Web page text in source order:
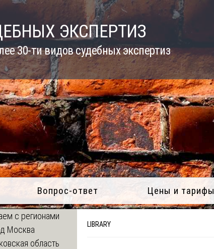
ЭКСПЕРТИЗ
30-ти видов судебных экспертиз
Вопрос-ответ Цены и тарифы
LIBRARY
с регионами
Москва
область